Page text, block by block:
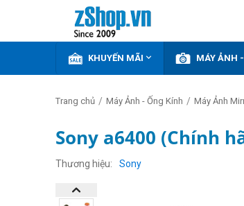
KHUYẾN MÃI  MÁY ẢNH
Trang chủ / Máy Ảnh - Ống Kính / Máy Ảnh
Sony a6400 (Chính
Thương hiệu Sony